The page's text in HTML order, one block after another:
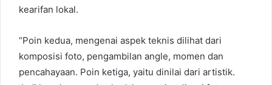
kearifan lokal.
“Poin kedua, mengenai aspek teknis dilihat dari
komposisi foto, pengambilan angle, momen dan
pencahayaan. Poin ketiga, yaitu dinilai dari artistik.